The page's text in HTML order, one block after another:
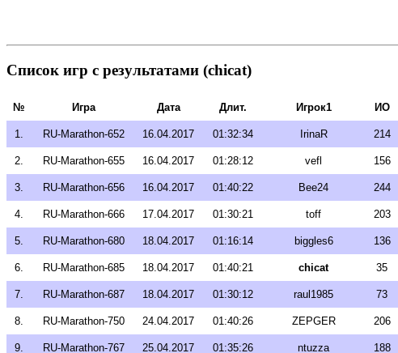
Список игр с результатами (chicat)
№ Игра Дата Длит. Игрок1 ИО
1. RU-Marathon-652 16.04.2017 01:32:34 IrinaR 214
2. RU-Marathon-655 16.04.2017 01:28:12 vefl 156
3. RU-Marathon-656 16.04.2017 01:40:22 Bee24 244
4. RU-Marathon-666 17.04.2017 01:30:21 toff 203
5. RU-Marathon-680 18.04.2017 01:16:14 biggles6 136
6. RU-Marathon-685 18.04.2017 01:40:21 chicat 35
7. RU-Marathon-687 18.04.2017 01:30:12 raul1985 73
8. RU-Marathon-750 24.04.2017 01:40:26 ZEPGER 206
9. RU-Marathon-767 25.04.2017 01:35:26 ntuzza 188